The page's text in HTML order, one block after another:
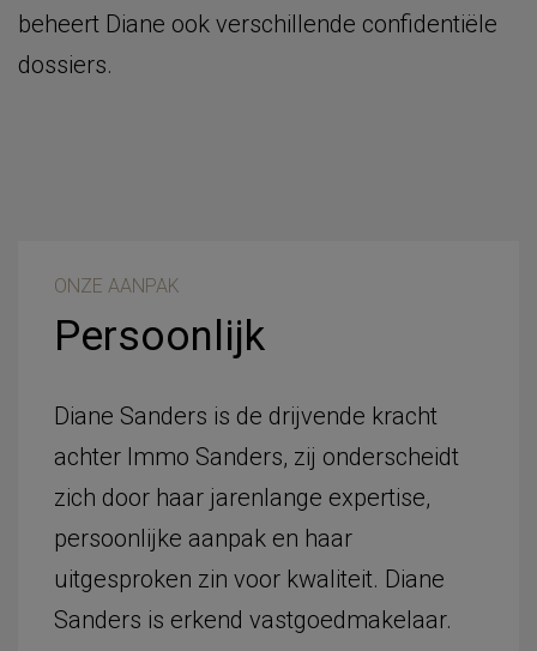
beheert Diane ook verschillende confidentiële
dossiers.
ONZE AANPAK
Persoonlijk
Diane Sanders is de drijvende kracht
achter Immo Sanders, zij onderscheidt
zich door haar jarenlange expertise,
persoonlijke aanpak en haar
uitgesproken zin voor kwaliteit. Diane
Sanders is erkend vastgoedmakelaar.